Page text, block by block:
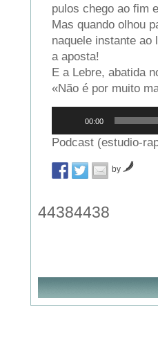
pulos chego ao fim
Mas quando olhou
naquele instante ao
a aposta!
E a Lebre, abatida
«Não é por muito
áudio
00:00
Podcast (estudio-
by
44384438